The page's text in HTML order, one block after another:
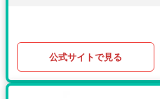
公式サイトで見る